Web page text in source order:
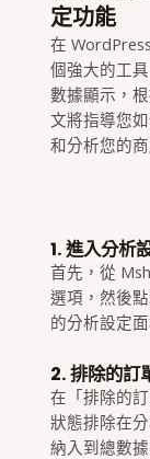
定功能
在
個強大的工
數據顯示，
文將指導您
和分析您的
1. 進入分析
首先，從
選項，然後
的分析設定面
2. 排除的
在「排除的
狀態排除在
納入到總數